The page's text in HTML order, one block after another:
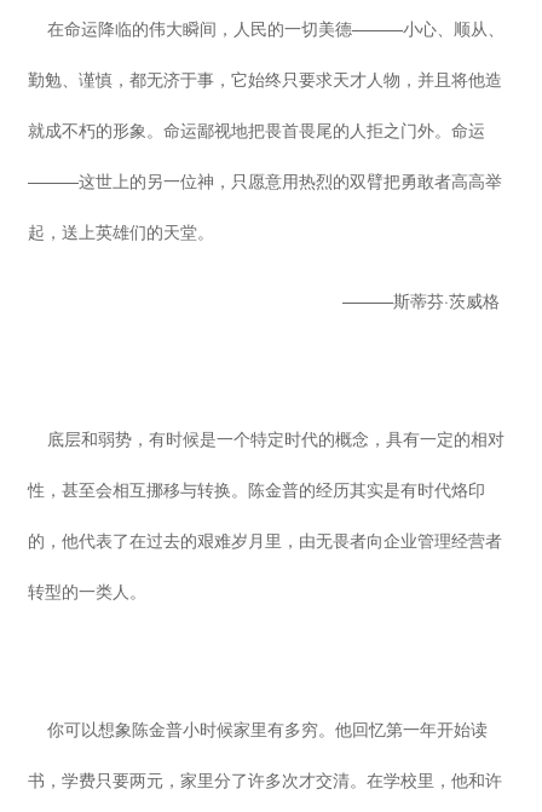
在命运降临的伟大瞬间，人民的一切美德———小心、顺从、
勤勉、谨慎，都无济于事，它始终只要求天才人物，并且将他造
就成不朽的形象。命运鄙视地把畏首畏尾的人拒之门外。命运
———这世上的另一位神，只愿意用热烈的双臂把勇敢者高高举
起，送上英雄们的天堂。
———斯蒂芬·茨威格
底层和弱势，有时候是一个特定时代的概念，具有一定的相对
性，甚至会相互挪移与转换。陈金普的经历其实是有时代烙印
的，他代表了在过去的艰难岁月里，由无畏者向企业管理经营者
转型的一类人。
你可以想象陈金普小时候家里有多穷。他回忆第一年开始读
书，学费只要两元，家里分了许多次才交清。在学校里，他和许